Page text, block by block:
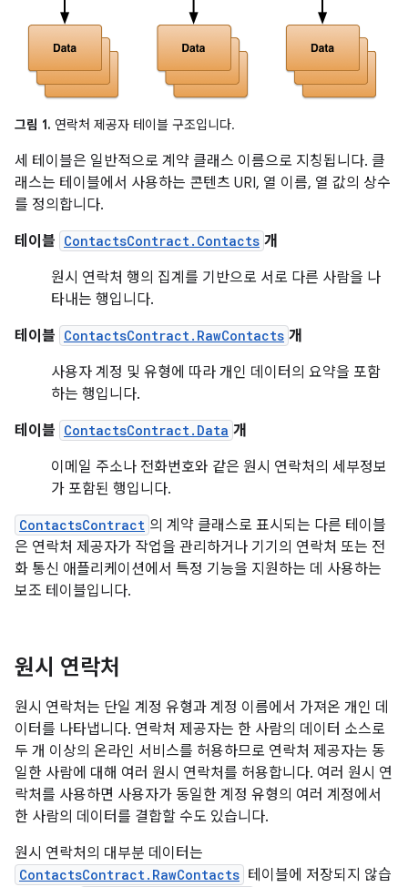
그림 1. 연락처 제공자 테이블 구조입니다.
세 테이블은 일반적으로 계약 클래스 이름으로 지칭됩니다. 클
래스는 테이블에서 사용하는 콘텐츠 URI, 열 이름, 열 값의 상수
를 정의합니다.
테이블 ContactsContract.Contacts 개
원시 연락처 행의 집계를 기반으로 서로 다른 사람을 나
타내는 행입니다.
테이블 ContactsContract.RawContacts 개
사용자 계정 및 유형에 따라 개인 데이터의 요약을 포함
하는 행입니다.
테이블 ContactsContract.Data 개
이메일 주소나 전화번호와 같은 원시 연락처의 세부정보
가 포함된 행입니다.
ContactsContract 의 계약 클래스로 표시되는 다른 테이블
은 연락처 제공자가 작업을 관리하거나 기기의 연락처 또는 전
화 통신 애플리케이션에서 특정 기능을 지원하는 데 사용하는
보조 테이블입니다.
원시 연락처
원시 연락처는 단일 계정 유형과 계정 이름에서 가져온 개인 데
이터를 나타냅니다. 연락처 제공자는 한 사람의 데이터 소스로
두 개 이상의 온라인 서비스를 허용하므로 연락처 제공자는 동
일한 사람에 대해 여러 원시 연락처를 허용합니다. 여러 원시 연
락처를 사용하면 사용자가 동일한 계정 유형의 여러 계정에서
한 사람의 데이터를 결합할 수도 있습니다.
원시 연락처의 대부분 데이터는
ContactsContract.RawContacts 테이블에 저장되지 않습